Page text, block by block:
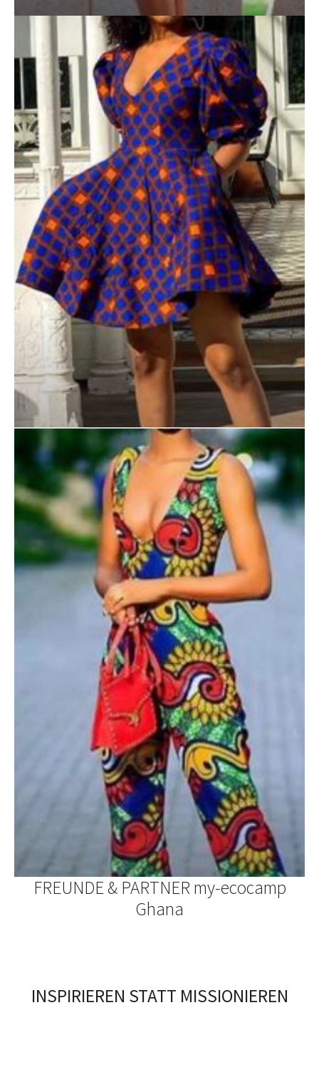
FREUNDE & PARTNER my-ecocamp
Ghana
INSPIRIEREN STATT MISSIONIEREN